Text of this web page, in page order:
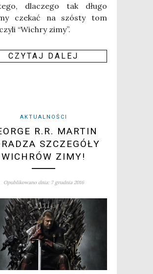
dla­cze­go tak dłu­go
cze­kać na szó­sty tom
“Wichry zimy”.
CZY­TAJ DALEJ
AKTUALNOŚCI
R.R. MARTIN
SZCZEGÓŁY
WICHRÓW ZIMY!
Opublikowano dnia: 7 grudnia 2016